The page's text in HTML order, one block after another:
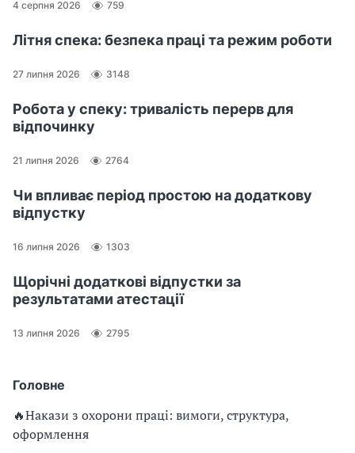
Головне
🔥Накази з охорони праці: вимоги, структура,
оформлення
4 серпня 2026 759
Літня спека: безпека праці та режим роботи
27 липня 2026 3148
Робота у спеку: тривалість перерв для
відпочинку
21 липня 2026 2764
Чи впливає період простою на додаткову
відпустку
16 липня 2026 1303
Щорічні додаткові відпустки за
результатами атестації
13 липня 2026 2795